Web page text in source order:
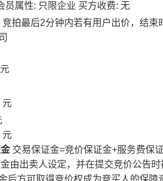
员属性: 只限企业 买方收费: 无
竞拍最后2分钟内若有用户出价，结
元
元
元
交易保证金=竞价保证金+服务费保
由出卖人设定，并在提交竞价公告
后方可取得竞价权成为竞买人的保障